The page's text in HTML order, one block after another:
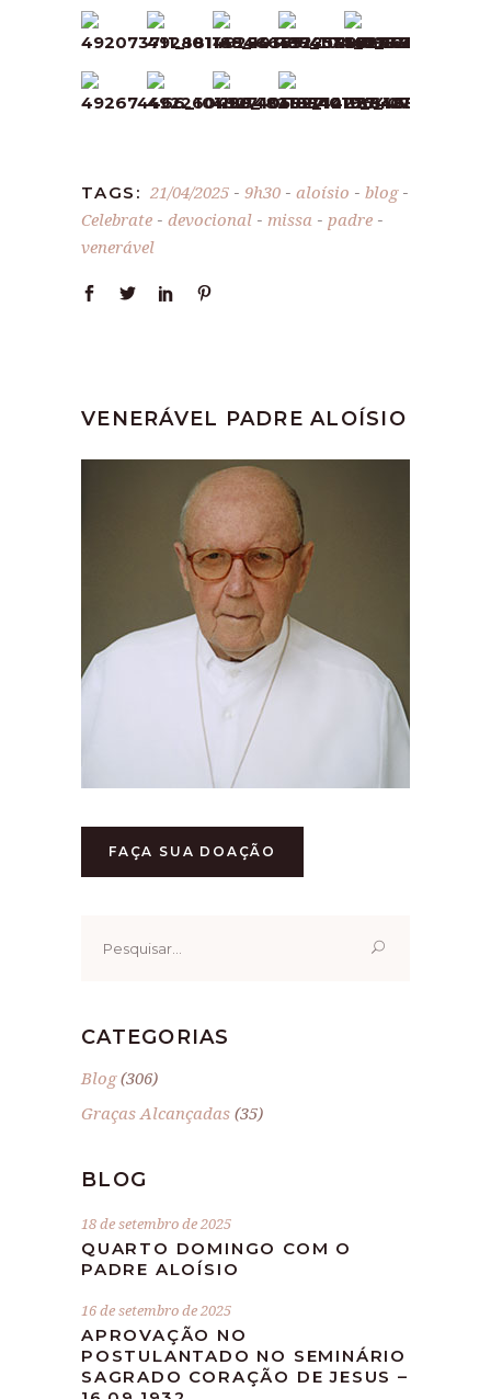
TAGS: 21/04/2025 - 9h30 - aloísio - blog-
Celebrate - devocional - missa - padre -
venerável
VENERÁVEL PADRE ALOÍSIO
FAÇA SUA DOAÇÃO
por:
CATEGORIAS
Blog(306)
Graças Alcançadas (35)
BLOG
18 de setembro de 2025
QUARTO DOMINGO COM O
PADRE ALOÍSIO
16 de setembro de 2025
APROVAÇÃO NO
POSTULANTADO NO SEMINÁRIO
SAGRADO CORAÇÃO DE JESUS –